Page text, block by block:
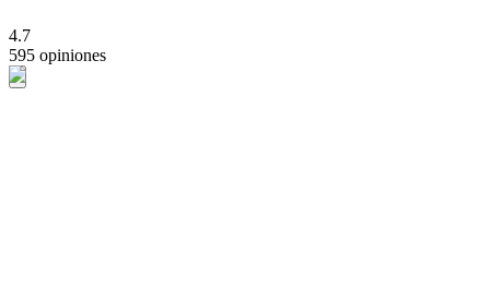
4.7
595 opiniones